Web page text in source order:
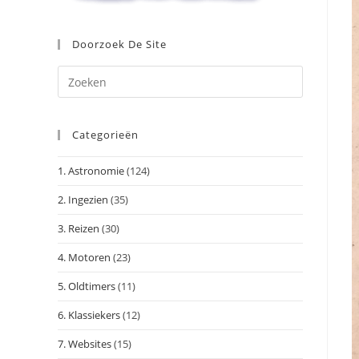
Doorzoek De Site
op
Categorieën
1. Astronomie(124)
2. Ingezien (35)
3. Reizen (30)
4. Motoren (23)
5. Oldtimers(11)
6. Klassiekers(12)
7. Websites(15)